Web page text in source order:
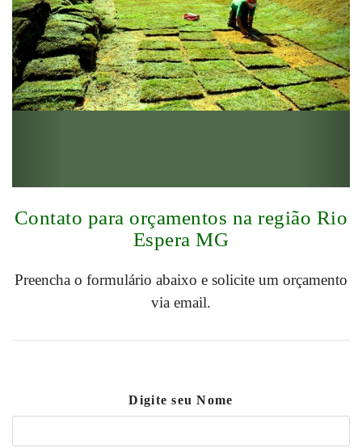
Contato para orçamentos na região Rio
Espera MG
Preencha o formulário abaixo e solicite um orçamento
via email.
Digite seu Nome